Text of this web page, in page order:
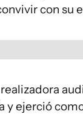
con su
ejerció